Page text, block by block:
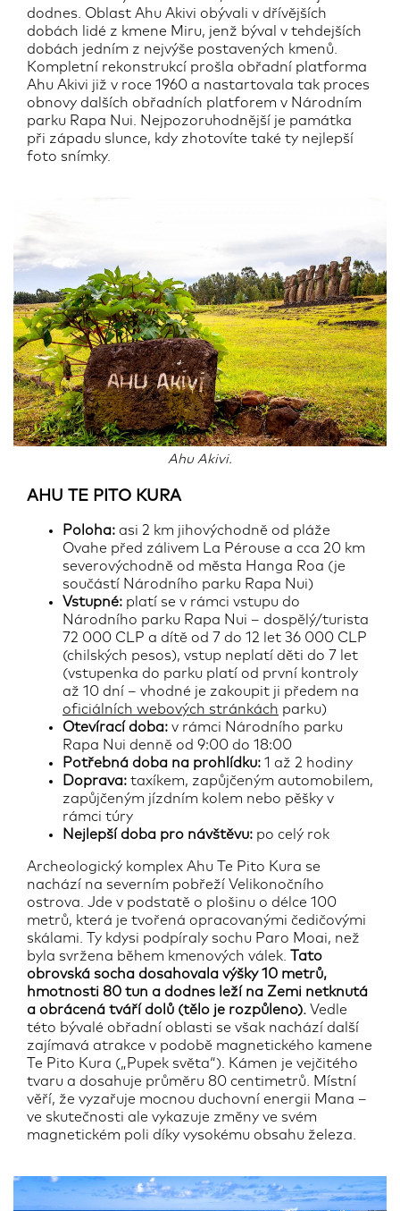
dodnes. Oblast Ahu Akivi obývali v dřívějších
dobách lidé z kmene Miru, jenž býval v tehdejších
dobách jedním z nejvýše postavených kmenů.
Kompletní rekonstrukcí prošla obřadní platforma
Ahu Akivi již v roce 1960 a nastartovala tak proces
obnovy dalších obřadních platforem v Národním
parku Rapa Nui. Nejpozoruhodnější je památka
při západu slunce, kdy zhotovíte také ty nejlepší
foto snímky.
Ahu Akivi.
AHU TE PITO KURA
Poloha: asi 2 km jihovýchodně od pláže
Ovahe před zálivem La Pérouse a cca 20 km
severovýchodně od města Hanga Roa (je
součástí Národního parku Rapa Nui)
Vstupné: platí se v rámci vstupu do
Národního parku Rapa Nui – dospělý/turista
72 000 CLP a dítě od 7 do 12 let 36 000 CLP
(chilských pesos), vstup neplatí děti do 7 let
(vstupenka do parku platí od první kontroly
až 10 dní – vhodné je zakoupit ji předem na
oficiálních webových stránkách parku)
Otevírací doba: v rámci Národního parku
Rapa Nui denně od 9:00 do 18:00
Potřebná doba na prohlídku: 1 až 2 hodiny
Doprava: taxíkem, zapůjčeným automobilem,
zapůjčeným jízdním kolem nebo pěšky v
rámci túry
Nejlepší doba pro návštěvu: po celý rok
Archeologický komplex Ahu Te Pito Kura se
nachází na severním pobřeží Velikonočního
ostrova. Jde v podstatě o plošinu o délce 100
metrů, která je tvořená opracovanými čedičovými
skálami. Ty kdysi podpíraly sochu Paro Moai, než
byla svržena během kmenových válek.
Tato
obrovská socha dosahovala výšky 10 metrů,
hmotnosti 80 tun a dodnes leží na Zemi netknutá
a obrácená tváří dolů (tělo je rozpůleno). Vedle
této bývalé obřadní oblasti se však nachází další
zajímavá atrakce v podobě magnetického kamene
Te Pito Kura („Pupek světa“). Kámen je vejčitého
tvaru a dosahuje průměru 80 centimetrů. Místní
věří, že vyzařuje mocnou duchovní energii Mana –
ve skutečnosti ale vykazuje změny ve svém
magnetickém poli díky vysokému obsahu železa.